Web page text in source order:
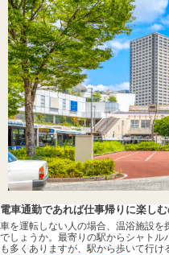
電車通勤であれば仕事帰りに楽しむ
車を運転しない人の場合、温浴施設
でしょうか。最寄りの駅からシャト
も多くありますが、駅から歩いて行け